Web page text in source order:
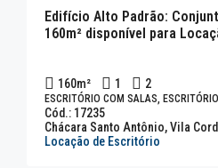
Edifício Alto Padrão:
160m² disponível para
160m² 1 2
ESCRITÓRIO COM SALAS,
Cód.: 17235
Chácara Santo Antônio, Vila
Locação de Escritório